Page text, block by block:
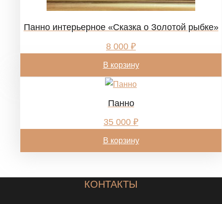
Панно интерьерное «Сказка о Золотой рыбке»
8 000 ₽
В корзину
Панно
35 000 ₽
В корзину
КОНТАКТЫ